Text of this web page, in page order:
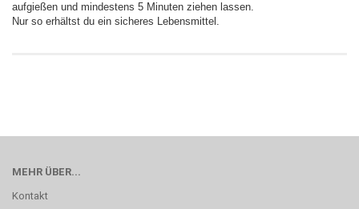
aufgießen und mindestens 5 Minuten ziehen lassen.
Nur so erhältst du ein sicheres Lebensmittel.
MEHR ÜBER...
Kontakt